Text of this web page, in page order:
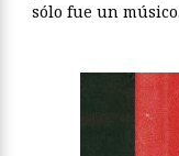
sólo fue un